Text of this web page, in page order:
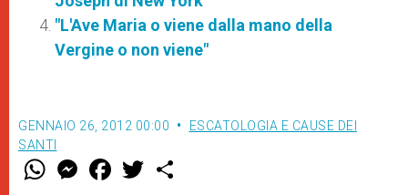
"L'Ave Maria o viene dalla mano della
Vergine o non viene"
GENNAIO 26, 2012 00:00
ESCATOLOGIA E CAUSE DEI
SANTI
W M
e
F
a w